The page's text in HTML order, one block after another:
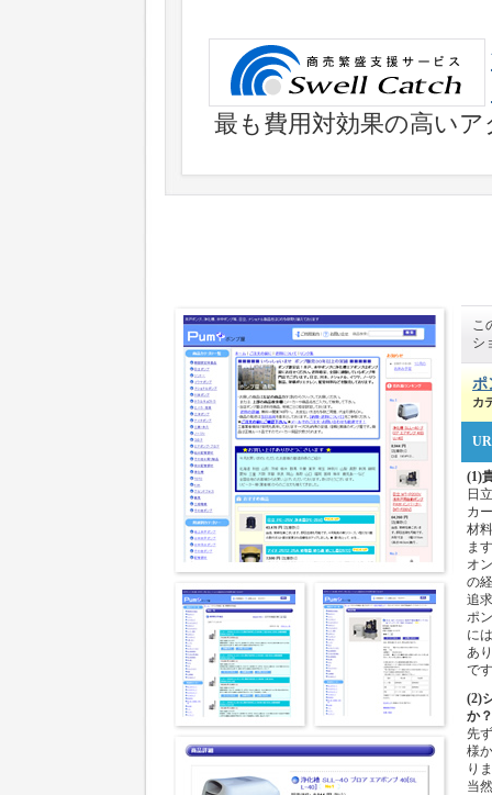
最も費用対効果の高い
こ
シ
ポ
カ
(1)
日
カ
材
ま
オ
の
追
ポ
に
あ
で
(2)
か？
先
様
り
当